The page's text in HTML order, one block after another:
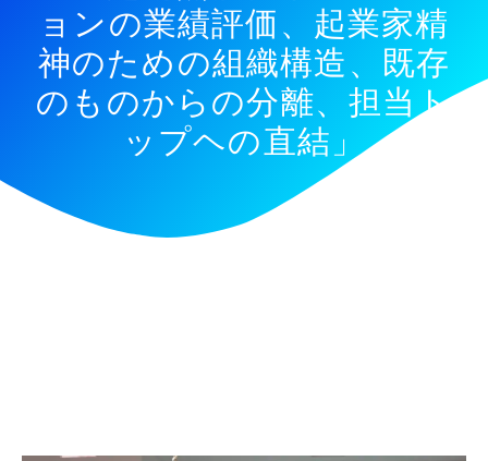
ョンの業績評価、起業家精
神のための組織構造、既存
のものからの分離、担当ト
ップヘの直結」